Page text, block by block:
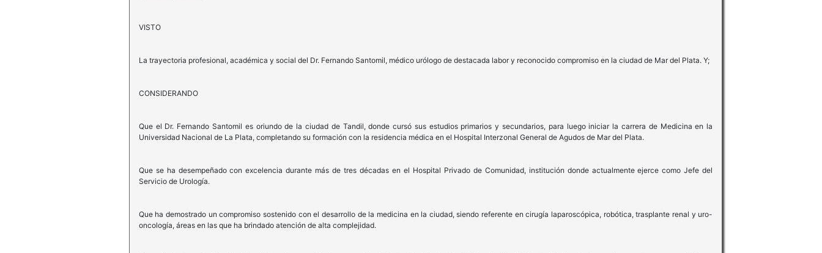
VISTO
La trayectoria profesional, académica y social del Dr. Fernando Santomil, médico urólogo de destacada labor y reconocido compromiso en la ciudad de Mar del Plata. Y;
CONSIDERANDO
Que el Dr. Fernando Santomil es oriundo de la ciudad de Tandil, donde cursó sus estudios primarios y secundarios, para luego iniciar la carrera de Medicina en la
Universidad Nacional de La Plata, completando su formación con la residencia médica en el Hospital Interzonal General de Agudos de Mar del Plata.
Que se ha desempeñado con excelencia durante más de tres décadas en el Hospital Privado de Comunidad, institución donde actualmente ejerce como Jefe del
Servicio de Urología.
Que ha demostrado un compromiso sostenido con el desarrollo de la medicina en la ciudad, siendo referente en cirugía laparoscópica, robótica, trasplante renal y uro-
oncología, áreas en las que ha brindado atención de alta complejidad.